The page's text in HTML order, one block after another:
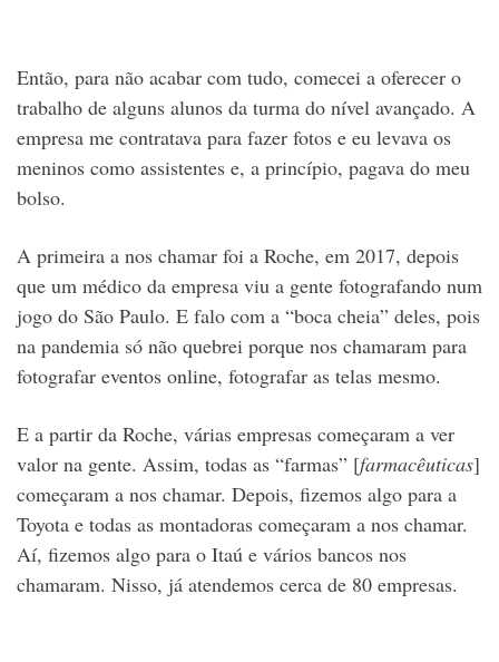
Então, para não acabar com tudo, comecei a oferecer o
trabalho de alguns alunos da turma do nível avançado. A
empresa me contratava para fazer fotos e eu levava os
meninos como assistentes e, a princípio, pagava do meu
bolso.
A primeira a nos chamar foi a Roche, em 2017, depois
que um médico da empresa viu a gente fotografando num
jogo do São Paulo. E falo com a “boca cheia” deles, pois
na pandemia só não quebrei porque nos chamaram para
fotografar eventos online, fotografar as telas mesmo.
E a partir da Roche, várias empresas começaram a ver
valor na gente. Assim, todas as “farmas” [farmacêuticas]
começaram a nos chamar. Depois, fizemos algo para a
Toyota e todas as montadoras começaram a nos chamar.
Aí, fizemos algo para o Itaú e vários bancos nos
chamaram. Nisso, já atendemos cerca de 80 empresas.